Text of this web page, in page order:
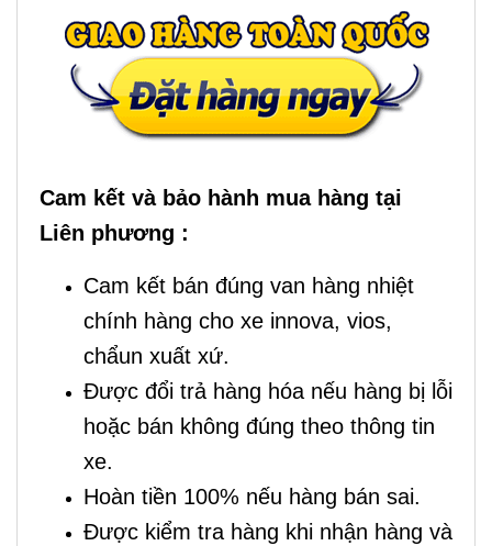
Cam kết và bảo hành mua hàng tại
Liên phương :
Cam kết bán đúng van hàng nhiệt
chính hàng cho xe innova, vios,
chẩun xuất xứ.
Được đổi trả hàng hóa nếu hàng bị lỗi
hoặc bán không đúng theo thông tin
xe.
Hoàn tiền 100% nếu hàng bán sai.
Được kiểm tra hàng khi nhận hàng và